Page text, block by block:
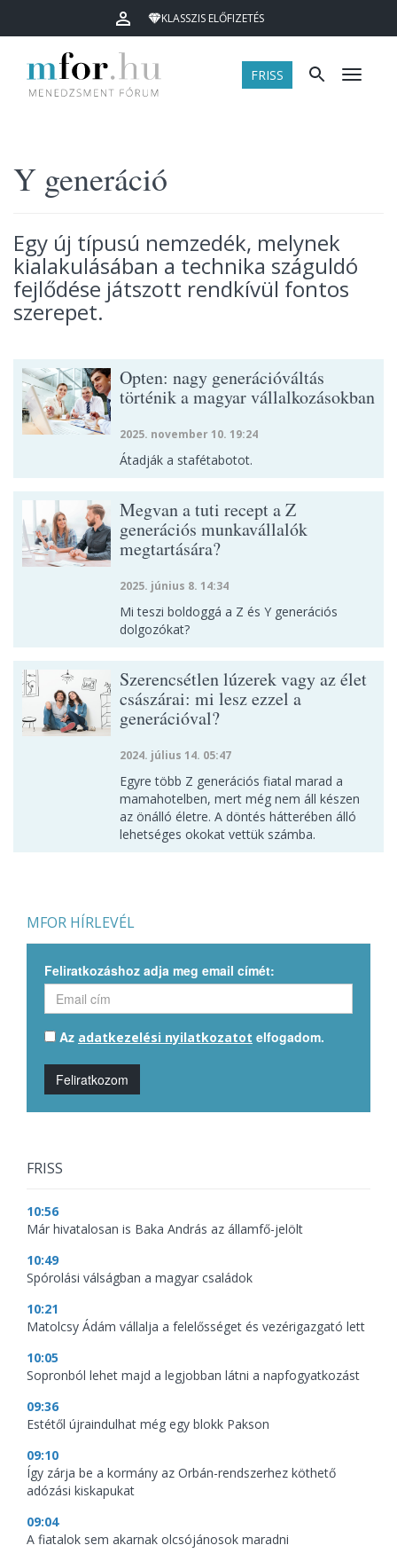
KLASSZIS ELŐFIZETÉS
FRISS Menü
Y generáció
Egy új típusú nemzedék, melynek
kialakulásában a technika száguldó
fejlődése játszott rendkívül fontos
szerepet.
Opten: nagy generációváltás
történik a magyar vállalkozásokban
2025. november 10. 19:24
Átadják a stafétabotot.
Megvan a tuti recept a Z
generációs munkavállalók
megtartására?
2025. június 8. 14:34
Mi teszi boldoggá a Z és Y generációs
dolgozókat?
Szerencsétlen lúzerek vagy az élet
császárai: mi lesz ezzel a
generációval?
2024. július 14. 05:47
Egyre több Z generációs fiatal marad a
mamahotelben, mert még nem áll készen
az önálló életre. A döntés hátterében álló
lehetséges okokat vettük számba.
MFOR HÍRLEVÉL
Feliratkozáshoz adja meg email címét:
Az adatkezelési nyilatkozatot elfogadom.
Feliratkozom
FRISS
10:56
Már hivatalosan is Baka András az államfő-jelölt
10:49
Spórolási válságban a magyar családok
10:21
Matolcsy Ádám vállalja a felelősséget és vezérigazgató lett
10:05
Sopronból lehet majd a legjobban látni a napfogyatkozást
09:36
Estétől újraindulhat még egy blokk Pakson
09:10
Így zárja be a kormány az Orbán-rendszerhez köthető
adózási kiskapukat
09:04
A fiatalok sem akarnak olcsójánosok maradni